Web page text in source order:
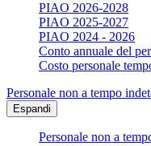
PIAO 2026-2028
PIAO 2025-2027
PIAO 2024 - 2026
Conto annuale del
Costo personale
Personale non a tempo
Espandi
Personale non a